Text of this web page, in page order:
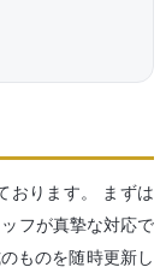
ります。
まずは
フが真摯な対応で
ものを随時更新し